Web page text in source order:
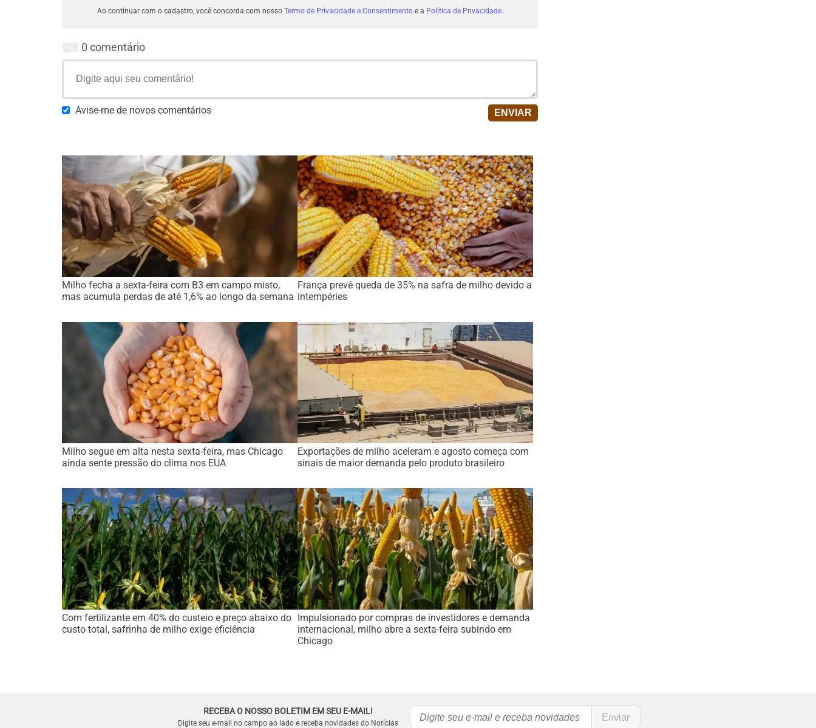
Ao continuar com o cadastro, você concorda com nosso Termo de Privacidade e Consentimentoe a Política de Privacidade.
0 comentário
Avise-me de novos comentários
Milho fecha a sexta-feira com B3 em campo misto,
mas acumula perdas de até 1,6% ao longo da semana
França prevê queda de 35% na safra de milho devido a
intempéries
Milho segue em alta nesta sexta-feira, mas Chicago
ainda sente pressão do clima nos EUA
Exportações de milho aceleram e agosto começa com
sinais de maior demanda pelo produto brasileiro
Com fertilizante em 40% do custeio e preço abaixo do
custo total, safrinha de milho exige eficiência
Impulsionado por compras de investidores e demanda
internacional, milho abre a sexta-feira subindo em
Chicago
RECEBA O NOSSO BOLETIM EM SEU E-MAIL!
Digite seu e-mail no campo ao lado e receba novidades do Notícias